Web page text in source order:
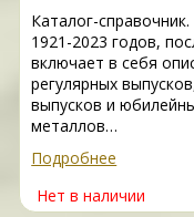
Каталог-
1921-2023 годов,
включает в себя
регулярных
выпусков и
металлов…
Подробнее
Нет в наличии